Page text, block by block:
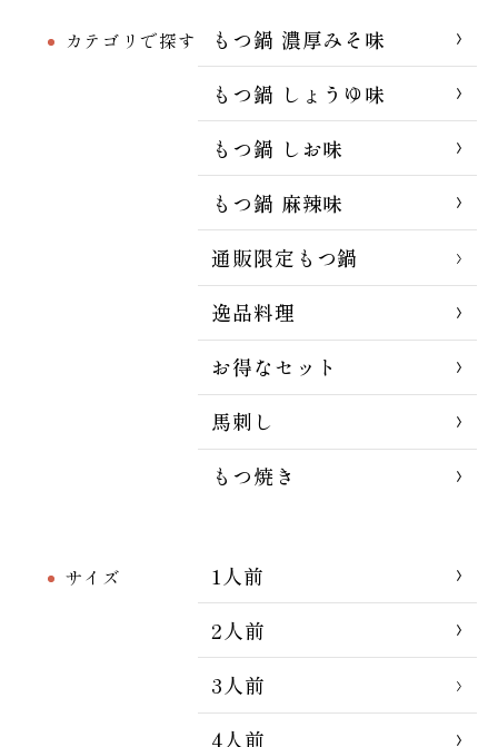
カテゴリで探す
もつ鍋 濃厚みそ味
もつ鍋 しょうゆ味
もつ鍋 しお味
もつ鍋 麻辣味
通販限定もつ鍋
逸品料理
お得なセット
馬刺し
もつ焼き
サイズ
1人前
2人前
3人前
4人前